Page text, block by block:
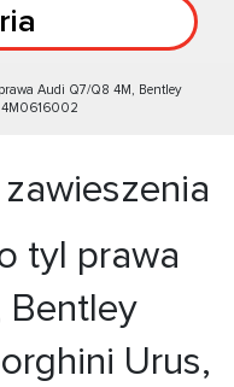
Audi Q7/Q8 4M, Bentley
4M0616002
tyl prawa
Bentley
Urus,